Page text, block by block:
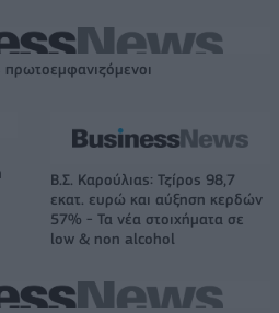
πρωτοεμφανιζόμενοι
Β.Σ. Καρούλιας: Τζίρος 98,7
εκατ. ευρώ και αύξηση κερδών
57% - Τα νέα στοιχήματα σε
low & non alcohol